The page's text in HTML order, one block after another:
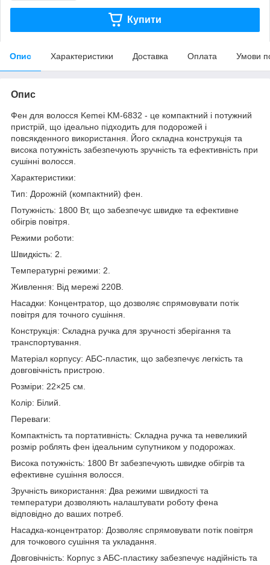
Купити
Опис Характеристики Доставка Оплата Умови
Опис
Фен для волосся Kemei KM-6832 - це компактний і потужний
пристрій, що ідеально підходить для подорожей і
повсякденного використання. Його складна конструкція та
висока потужність забезпечують зручність та ефективність при
сушінні волосся.
Характеристики:
Тип: Дорожній (компактний) фен.
Потужність: 1800 Вт, що забезпечує швидке та ефективне
обігрів повітря.
Режими роботи:
Швидкість: 2.
Температурні режими: 2.
Живлення: Від мережі 220В.
Насадки: Концентратор, що дозволяє спрямовувати потік
повітря для точного сушіння.
Конструкція: Складна ручка для зручності зберігання та
транспортування.
Матеріал корпусу: АБС-пластик, що забезпечує легкість та
довговічність пристрою.
Розміри: 22×25 см.
Колір: Білий.
Переваги:
Компактність та портативність: Складна ручка та невеликий
розмір роблять фен ідеальним супутником у подорожах.
Висока потужність: 1800 Вт забезпечують швидке обігрів та
ефективне сушіння волосся.
Зручність використання: Два режими швидкості та
температури дозволяють налаштувати роботу фена
відповідно до ваших потреб.
Насадка-концентратор: Дозволяє спрямовувати потік повітря
для точкового сушіння та укладання.
Довговічність: Корпус з АБС-пластику забезпечує надійність та